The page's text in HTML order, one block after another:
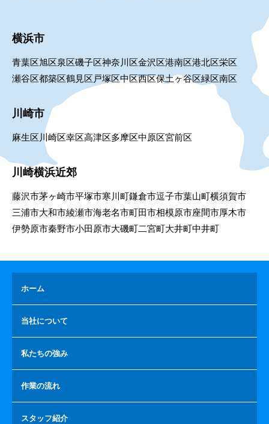
横浜市
青葉区旭区泉区磯子区神奈川区金沢区港南区港北区栄区
瀬谷区都築区鶴見区 戸塚区中区西区保土ヶ谷区緑区南区
川崎市
麻生区 川崎区幸区高津区多摩区中原区宮前区
川崎横浜近郊
藤沢市茅ヶ崎市平塚市寒川町鎌倉市逗子市葉山町横須賀市
三浦市大和市綾瀬市海老名市町田市相模原市座間市厚木市
伊勢原市秦野市小田原市大磯町二宮町大井町中井町
ホーム
当社について
私たちの強み
作業の流れ
スタッフ紹介